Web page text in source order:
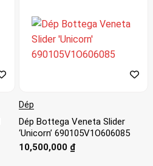
Dép
Dép Bottega Veneta Slider
‘Unicorn’ 690105V1O606085
10,500,000 ₫